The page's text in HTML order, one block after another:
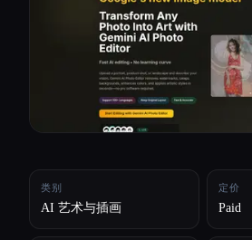
类别
AI 艺术与插画
定价
Paid